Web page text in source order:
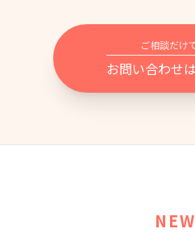
ご相談だけ
お問い合わせ